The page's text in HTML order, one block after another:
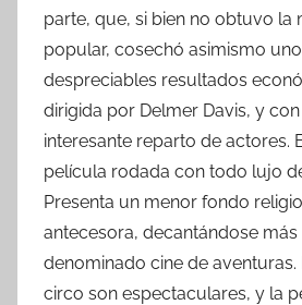
parte, que, si bien no obtuvo la
popular, cosechó asimismo
despreciables resultados
dirigida por Delmer Davis, y
interesante reparto de actores.
película rodada con todo lujo
Presenta un menor fondo
antecesora, decantándose más
denominado cine de aventuras.
circo son espectaculares, y la